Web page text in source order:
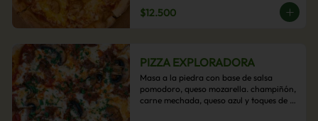
$12.500
PIZZA EXPLORADORA
Masa a la piedra con base de salsa
pomodoro, queso mozarella. champiñón,
carne mechada, queso azul y toques de